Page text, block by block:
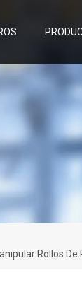
Rollos